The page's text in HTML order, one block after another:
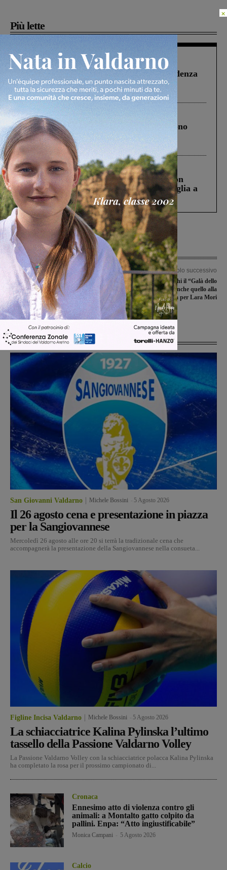
Più lette
Figline Incisa Valdarno 1 Agosto 2026
Piscina di Figline finanziata oltre la scadenza
Pnrr, il gruppo di Fratelli d’Italia: “Un
ringraziamento al Governo”
Cronaca 4 Agosto 2026
Un anno fa la strage in A1 in cui morirono
Gianni, Giulia e Franco. Lo schianto, il
processo, lo stop ai sorpassi fra tir....
Cronaca 3 Agosto 2026
Scomparso da una struttura di Castiglion
Fiorentino l’uomo che aveva ucciso la figlia a
Levane nel 2020
Articolo precedente
Un titolo regionale e piazzamenti di
prestigio per gli alfieri della Rinascita
Montevarchi ai campionati cadetti e
allievi
Articolo successivo
Sabato a Montevarchi il “Galà dello
sport”, fra i premi anche quello alla
carriera per Lara Mori
Ultime Notizie
San Giovanni Valdarno Michele Bossini 5 Agosto 2026
Il 26 agosto cena e presentazione in piazza
per la Sangiovannese
Mercoledì 26 agosto alle ore 20 si terrà la tradizionale cena che
accompagnerà la presentazione della Sangiovannese nella consueta...
Figline Incisa Valdarno Michele Bossini 5 Agosto 2026
La schiacciatrice Kalina Pylinska l’ultimo
tassello della Passione Valdarno Volley
La Passione Valdarno Volley con la schiacciatrice polacca Kalina Pylinska
ha completato la rosa per il prossimo campionato di...
Cronaca
Ennesimo atto di violenza contro gli
animali: a Montalto gatto colpito da
pallini. Enpa: “Atto ingiustificabile”
Monica Campani 5 Agosto 2026
Calcio
×